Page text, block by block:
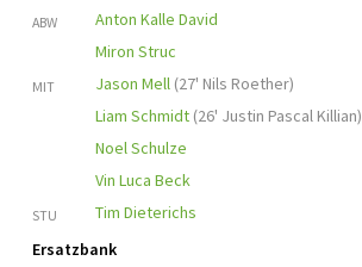
ABW
Anton Kalle David
Miron Struc
MIT Jason Mell (27' Nils Roether)
Liam Schmidt (26' Justin Pascal Killian)
Noel Schulze
Vin Luca Beck
STU
Tim Dieterichs
Ersatzbank